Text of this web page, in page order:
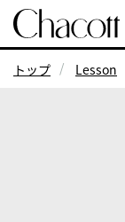
トップ Lesson